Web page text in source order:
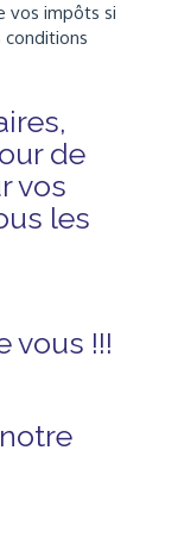
vos impôts si
conditions
de
vos
les
vous !!!